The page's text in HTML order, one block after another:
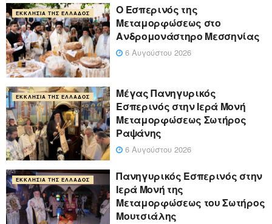
ΕΚΚΛΗΣΊΑ ΤΗΣ ΕΛΛΆΔΟΣ
Ο Εσπερινός της
Μεταμορφώσεως στο
Ανδρομονάστηρο Μεσσηνίας
6 Αυγούστου 2026
ΕΚΚΛΗΣΊΑ ΤΗΣ ΕΛΛΆΔΟΣ
Μέγας Πανηγυρικός
Εσπερινός στην Ιερά Μονή
Μεταμορφώσεως Σωτήρος
Ραψάνης
6 Αυγούστου 2026
ΕΚΚΛΗΣΊΑ ΤΗΣ ΕΛΛΆΔΟΣ
Πανηγυρικός Εσπερινός στην
Ιερά Μονή της
Μεταμορφώσεως του Σωτήρος
Μουτσιάλης